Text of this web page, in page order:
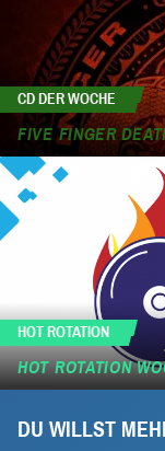
CD DER WOCHE
FIVE FINGER
HOT ROTATION
HOT ROTATION
DU WILLST